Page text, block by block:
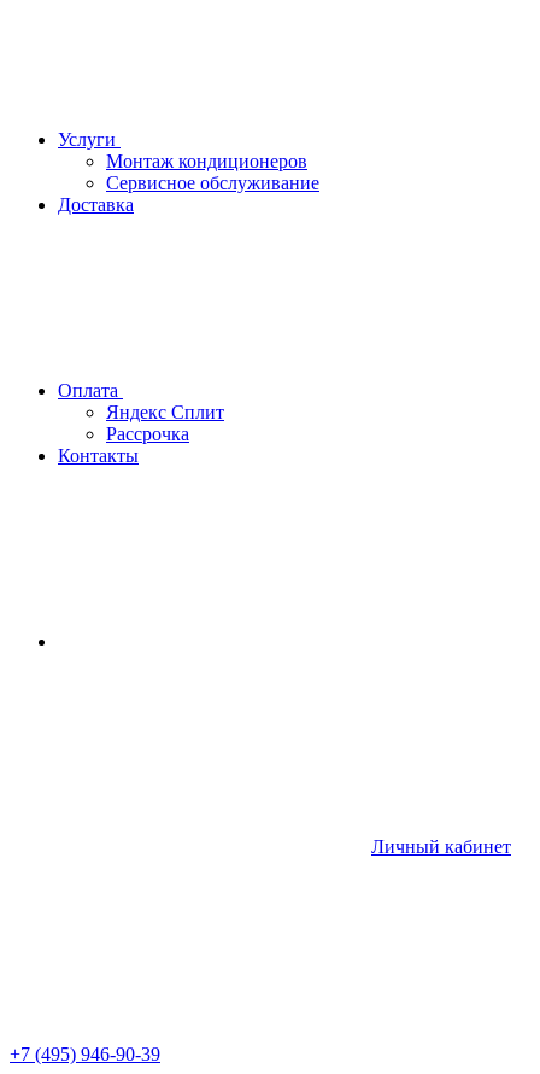
Услуги
Монтаж кондиционеров
Сервисное обслуживание
Доставка
Оплата
Яндекс Сплит
Рассрочка
Контакты
Личный кабинет
+7 (495) 946-90-39